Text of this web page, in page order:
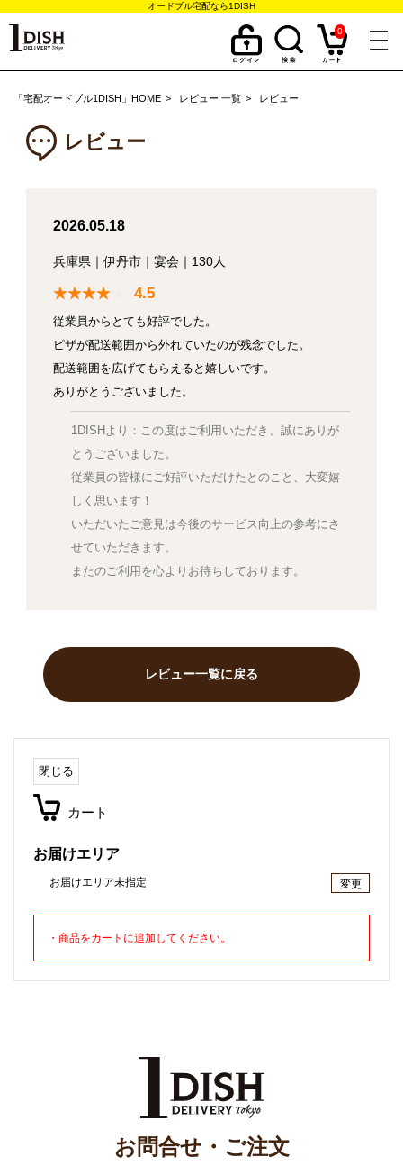
オードブル宅配なら1DISH
0
「宅配オードブル1DISH」HOME レビュー 一覧 レビュー
レビュー
2026.05.18
兵庫県 ｜ 伊丹市｜ 宴会｜ 130人
4.5
従業員からとても好評でした。
ピザが配送範囲から外れていたのが残念でした。
配送範囲を広げてもらえると嬉しいです。
ありがとうございました。
1DISHより：この度はご利用いただき、誠にありが
とうございました。
従業員の皆様にご好評いただけたとのこと、大変嬉
しく思います！
いただいたご意見は今後のサービス向上の参考にさ
せていただきます。
またのご利用を心よりお待ちしております。
レビュー一覧に戻る
閉じる
カート
お届けエリア
お届けエリア未指定 変更
・商品をカートに追加してください。
お問合せ・ご注文